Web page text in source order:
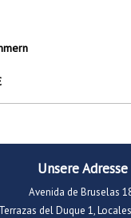
Unsere Adresse
Avenida de Bruselas
Terrazas del Duque 1,